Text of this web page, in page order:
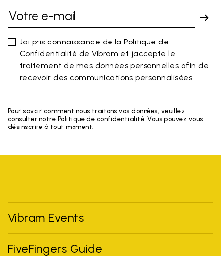
Jai pris connaissance de laPolitique de
Confidentialité de Vibram et jaccepte le
traitement de mes données personnelles afin de
recevoir des communications personnalisées
Pour savoir comment nous traitons vos données, veuillez
consulter notre Politique de confidentialité. Vous pouvez vous
désinscrire à tout moment.
Vibram Events
FiveFingers Guide